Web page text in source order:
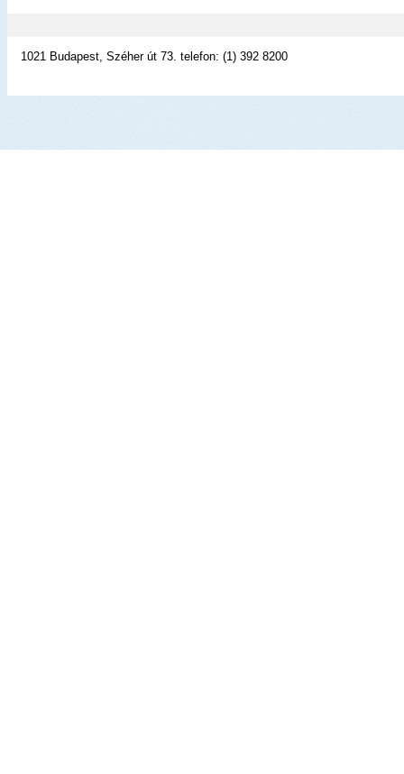
1021 Budapest, Széher út 73. telefon: (1) 392 8200